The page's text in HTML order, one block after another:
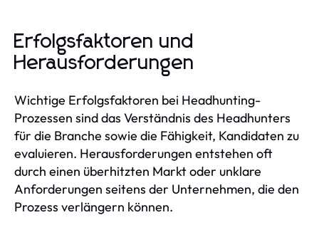
Erfolgsfaktoren und
Herausforderungen
Wichtige Erfolgsfaktoren bei Headhunting-
Prozessen sind das Verständnis des Headhunters
für die Branche sowie die Fähigkeit, Kandidaten zu
evaluieren. Herausforderungen entstehen oft
durch einen überhitzten Markt oder unklare
Anforderungen seitens der Unternehmen, die den
Prozess verlängern können.